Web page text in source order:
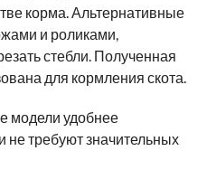
корма. Альтернативные
и роликами,
стебли. Полученная
для кормления скота.
модели удобнее
не требуют значительных